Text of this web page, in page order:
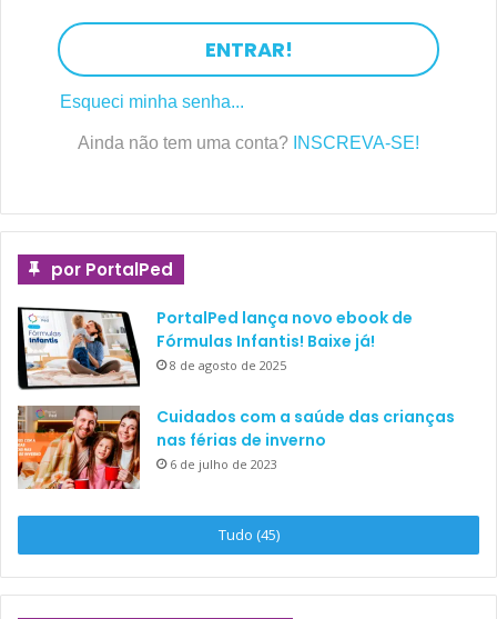
ENTRAR!
Esqueci minha senha...
Ainda não tem uma conta? INSCREVA-SE!
por PortalPed
PortalPed lança novo ebook de
Fórmulas Infantis! Baixe já!
8 de agosto de 2025
Cuidados com a saúde das crianças
nas férias de inverno
6 de julho de 2023
Tudo (45)